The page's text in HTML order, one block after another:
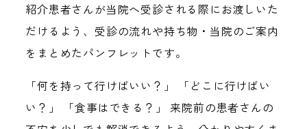
紹介患者さんが当院へ受診される際にお渡しいた
だけるよう、受診の流れや持ち物・当院のご案内
をまとめたパンフレットです。
「何を持って行けばいい？」 「どこに行けばい
い？」 「食事はできる？」 来院前の患者さんの